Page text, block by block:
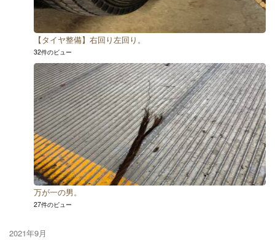
【タイヤ整備】右回り左回り。
32件のビュー
万が一の男。
27件のビュー
2021年9月